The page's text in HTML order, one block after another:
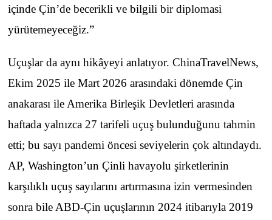
içinde Çin’de becerikli ve bilgili bir diplomasi
yürütemeyeceğiz.”
Uçuşlar da aynı hikâyeyi anlatıyor. ChinaTravelNews,
Ekim 2025 ile Mart 2026 arasındaki dönemde Çin
anakarası ile Amerika Birleşik Devletleri arasında
haftada yalnızca 27 tarifeli uçuş bulunduğunu tahmin
etti; bu sayı pandemi öncesi seviyelerin çok altındaydı.
AP, Washington’un Çinli havayolu şirketlerinin
karşılıklı uçuş sayılarını artırmasına izin vermesinden
sonra bile ABD-Çin uçuşlarının 2024 itibarıyla 2019